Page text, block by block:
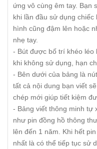
ứng vô cùng êm tay. Bạn
khi lần đầu sử dụng
hình cũng đậm lên hoặc
nhẹ tay.
- Bút được bố trí khéo léo
khi không sử dụng, hạn
- Bên dưới của bảng là
tất cả nội dung bạn viết
chép mới giúp tiết kiệm
- Bảng viết thông minh tự
như pin đồng hồ thông
lên đến 1 năm. Khi hết
nhất là có thể tiếp tục sử